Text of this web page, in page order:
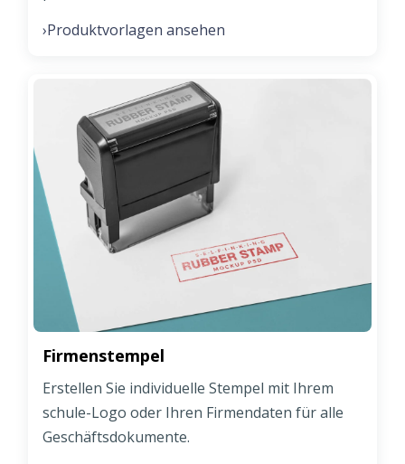
›Produktvorlagen ansehen
Firmenstempel
Erstellen Sie individuelle Stempel mit Ihrem
schule-Logo oder Ihren Firmendaten für alle
Geschäftsdokumente.